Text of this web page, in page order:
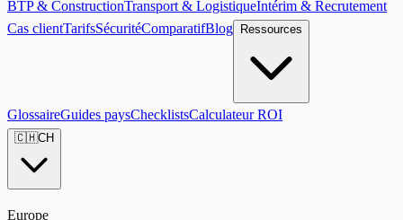
BTP & ConstructionTransport & LogistiqueIntérim & Recrutement
Cas clientTarifsSécuritéComparatifBlog Ressources
GlossaireGuides paysChecklistsCalculateur ROI
🇨🇭CH
Europe